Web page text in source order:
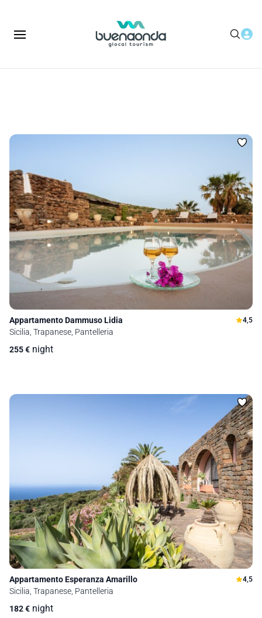
Appartamento Dammuso Lidia 4,5
Sicilia, Trapanese, Pantelleria
255€ night
Appartamento Esperanza Amarillo 4,5
Sicilia, Trapanese, Pantelleria
182€ night